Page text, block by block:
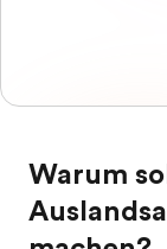
Warum